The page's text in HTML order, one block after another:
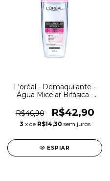
L'oréal - Demaquilante -
Água Micelar Bifásica -
R$46,90
R$42,90
3 x de R$14,30 sem juros
ESPIAR